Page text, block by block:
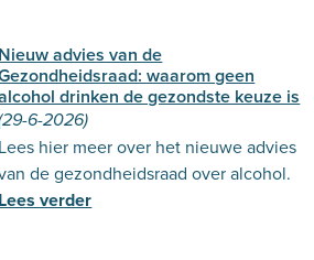
Nieuw advies van de
waarom geen
drinken de gezondste keuze is
6-2026)
Lees hier meer over het nieuwe advies
de gezondheidsraad over alcohol.
Lees verder